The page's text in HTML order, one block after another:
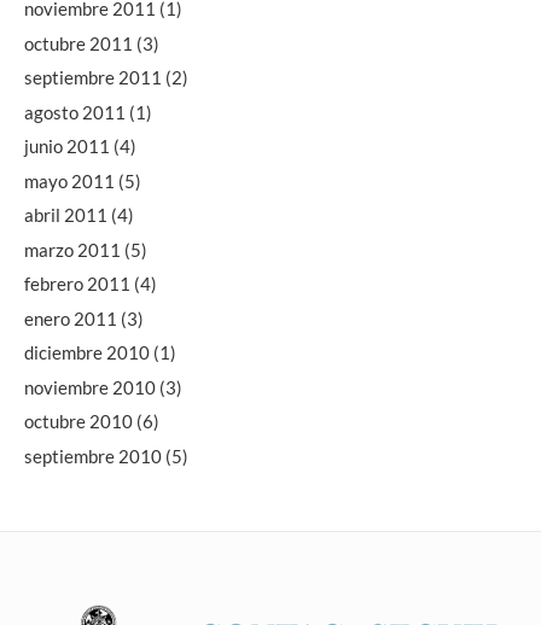
noviembre 2011 (1)
octubre 2011 (3)
septiembre 2011 (2)
agosto 2011 (1)
junio 2011 (4)
mayo 2011 (5)
abril 2011 (4)
marzo 2011 (5)
febrero 2011 (4)
enero 2011 (3)
diciembre 2010 (1)
noviembre 2010 (3)
octubre 2010 (6)
septiembre 2010 (5)